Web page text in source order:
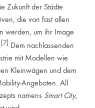
Zukunft der Städte
die von fast allen
werden, um ihr Image
[7] Dem nachlassenden
mit Modellen wie
Kleinwägen und dem
Angeboten. All
namens Smart City,